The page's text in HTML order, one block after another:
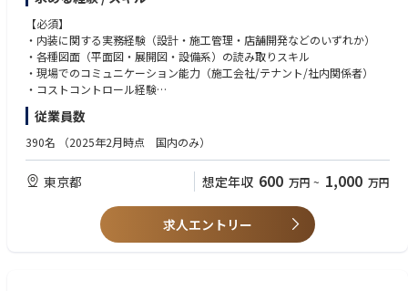
を実施します。
- 社内調整: 店舗運営、MD、VMD、ブランド担当との連携を図り、円滑な
コミュニケーションを促進します。
- オープン前の現場立ち会い: 新店舗オープン前に現場立ち会いを行い、什
器や備品の最終チェックを行います。
- トレンドの反映: 国内外のトレンドを反映した店舗作りを実現するため、
【補足情報】
このポジションは、内装施工を通じてブランドのイメージを直接形作るこ
とができる魅力的な役割です。アパレル店舗の内装施工経験がある方、図
面を読み取り店舗ビジュアルに反映できる方を歓迎します。現場での協力
です。将来的には、店舗デザインのトレンドリーダーとして、企業のビジ
ョンに基づいた店舗作りを推進していただくことが期待されます。
【必須】
・内装に関する実務経験（設計・施工管理・店舗開発などのいずれか）
・各種図面（平面図・展開図・設備系）の読み取りスキル
・現場でのコミュニケーション能力（施工会社/テナント/社内関係者）
・コストコントロール経験
・基本的なPCスキル（Excel / PowerPoint）
・複数案件を同時進行できる管理能力
・ファッション・アパレル・小売業界での店舗開発経験
・VectorWorks / AutoCAD / SketchUp / Illustratorなどの使用経験
・VMD / 空間デザインへの理解・興味
・英語、中国語スキル（海外出店がある場合）
・什器企画、プロダクト知識
従業員数
390名 （2025年2月時点 国内のみ）
東京都 想定年収 600 万円 ~ 1,000 万円
求人エントリー